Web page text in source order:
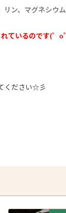
リン、マグネシウム
ているのです(゜o
ください☆彡